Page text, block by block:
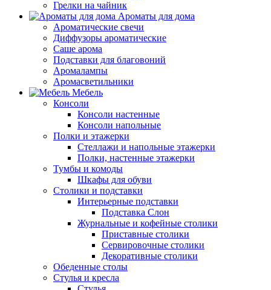
Грелки на чайник
Ароматы для дома
Ароматические свечи
Диффузоры ароматические
Саше арома
Подставки для благовоний
Аромалампы
Аромасветильники
Мебель
Консоли
Консоли настенные
Консоли напольные
Полки и этажерки
Стеллажи и напольные этажерки
Полки, настенные этажерки
Тумбы и комоды
Шкафы для обуви
Столики и подставки
Интерьерные подставки
Подставка Слон
Журнальные и кофейные столики
Приставные столики
Сервировочные столики
Декоративные столики
Обеденные столы
Стулья и кресла